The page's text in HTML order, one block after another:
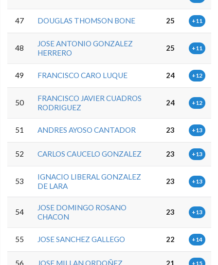
47 DOUGLAS THOMSON BONE 25 +11
48
JOSE ANTONIO GONZALEZ
HERRERO
25 +11
49 FRANCISCO CARO LUQUE 24 +12
50
FRANCISCO JAVIER CUADROS
RODRIGUEZ
24 +12
51 ANDRES AYOSO CANTADOR 23 +13
52 CARLOS CAUCELO GONZALEZ 23 +13
53
IGNACIO LIBERAL GONZALEZ
DE LARA
23 +13
54
JOSE DOMINGO ROSANO
CHACON
23 +13
55 JOSE SANCHEZ GALLEGO 22 +14
56 JOSE MILLAN ORDOÑEZ 21 +15